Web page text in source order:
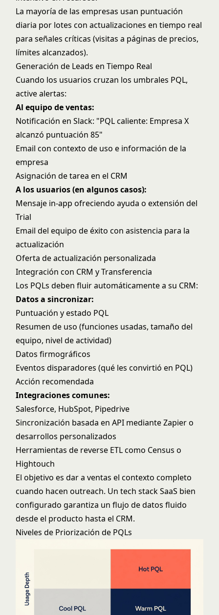
La mayoría de las empresas usan puntuación
diaria por lotes con actualizaciones en tiempo real
para señales críticas (visitas a páginas de precios,
límites alcanzados).
Generación de Leads en Tiempo Real
Cuando los usuarios cruzan los umbrales PQL,
active alertas:
Al equipo de ventas:
Notificación en Slack: "PQL caliente: Empresa X
alcanzó puntuación 85"
Email con contexto de uso e información de la
empresa
Asignación de tarea en el CRM
A los usuarios (en algunos casos):
Mensaje in-app ofreciendo ayuda o extensión del
Trial
Email del equipo de éxito con asistencia para la
actualización
Oferta de actualización personalizada
Integración con CRM y Transferencia
Los PQLs deben fluir automáticamente a su CRM:
Datos a sincronizar:
Puntuación y estado PQL
Resumen de uso (funciones usadas, tamaño del
equipo, nivel de actividad)
Datos firmográficos
Eventos disparadores (qué les convirtió en PQL)
Acción recomendada
Integraciones comunes:
Salesforce, HubSpot, Pipedrive
Sincronización basada en API mediante Zapier o
desarrollos personalizados
Herramientas de reverse ETL como Census o
Hightouch
El objetivo es dar a ventas el contexto completo
cuando hacen outreach. Un tech stack SaaS bien
configurado garantiza un flujo de datos fluido
desde el producto hasta el CRM.
Niveles de Priorización de PQLs